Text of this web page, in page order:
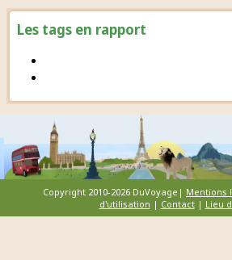
Les tags en rapport
Copyright 2010-2026 DuVoyage| Mentions
d'utilisation | Contact| Lieu